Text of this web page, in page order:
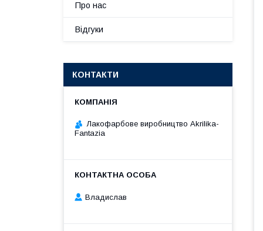
Про нас
Відгуки
КОНТАКТИ
Лакофарбове виробництво Akrilika-
Fantazia
Владислав